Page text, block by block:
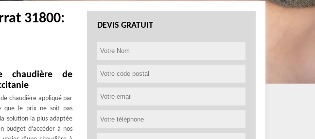
31800:
chaudière de
chaudière appliqué par
que le prix ne soit pas
solution la plus adaptée
budget d’accéder à nos
DEVIS GRATUIT